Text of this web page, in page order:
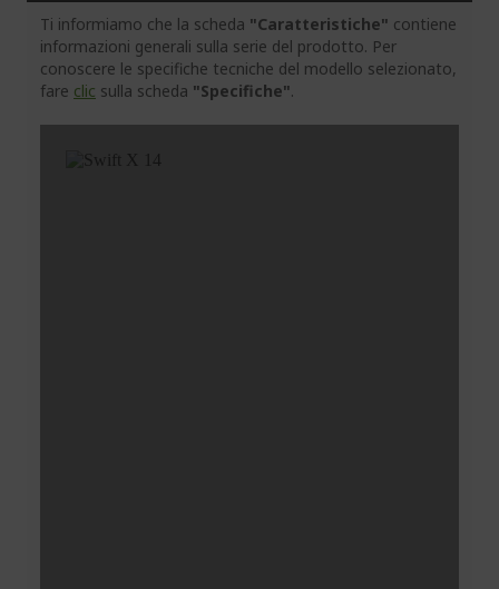
Ti informiamo che la scheda "Caratteristiche" contiene
informazioni generali sulla serie del prodotto. Per
conoscere le specifiche tecniche del modello selezionato,
fare clic sulla scheda "Specifiche".